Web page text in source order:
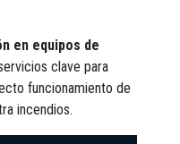
en equipos de
clave para
funcionamiento de
incendios.